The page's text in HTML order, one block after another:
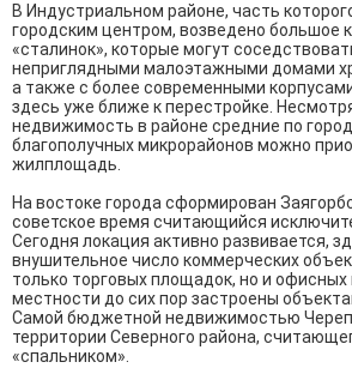
В Индустриальном районе, часть
городским центром, возведено большое
«сталинок», которые могут
неприглядными малоэтажными домами
а также с более современными
здесь уже ближе к перестройке.
недвижимость в районе средние по
благополучных микрорайонов можно
жилплощадь.
На востоке города сформирован
советское время считающийся
Сегодня локация активно развивается,
внушительное число коммерческих
только торговых площадок, но и
местности до сих пор застроены
Самой бюджетной недвижимостью
территории Северного района,
«спальником».